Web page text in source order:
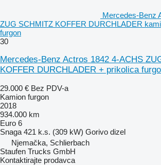
Mercedes-Benz
ZUG SCHMITZ KOFFER DURCHLADER
furgon
30
Mercedes-Benz Actros 1842 4-ACHS
KOFFER DURCHLADER + prikolica
29.000 € Bez PDV-a
Kamion furgon
2018
934.000 km
Euro 6
Snaga 421 k.s. (309 kW) Gorivo dizel
Njemačka, Schlierbach
Staufen Trucks GmbH
Kontaktirajte prodavca